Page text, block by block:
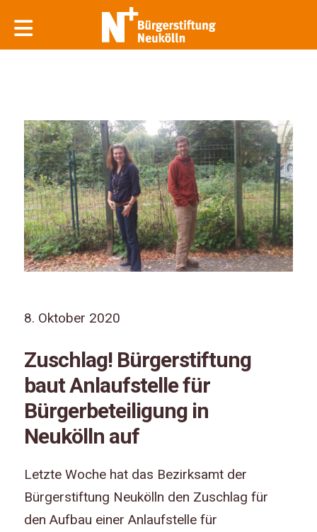
8. Oktober 2020
Zuschlag! Bürgerstiftung
baut Anlaufstelle für
Bürgerbeteiligung in
Neukölln auf
Letzte Woche hat das Bezirksamt der
Bürgerstiftung Neukölln den Zuschlag für
den Aufbau einer Anlaufstelle für